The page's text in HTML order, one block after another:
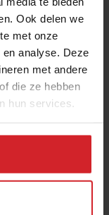
Ook delen we
met onze
analyse. Deze
met andere
die ze hebben
hun services.
Heimat zet
al?
8 april 2024 | 3 min